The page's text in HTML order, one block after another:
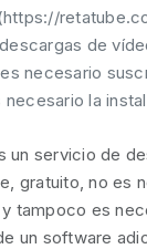
de
necesario
la
un servicio de
gratuito, no es
tampoco es
un software